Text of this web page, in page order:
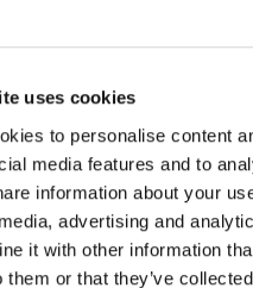
uses cookies
to personalise content
media features and to
information about your
advertising and
it with other information
them or that they’ve
100% discretas
h, a sua encomenda será
stock. Portes gratis depende do
de atraso em épocas festivas.